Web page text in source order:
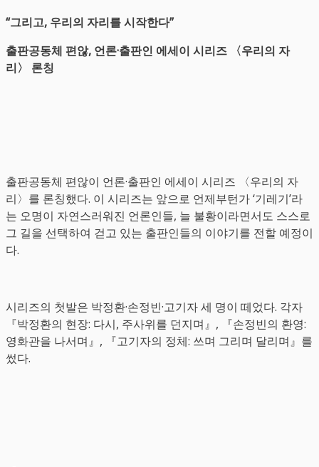
“그리고, 우리의 자리를 시작한다”
출판공동체 편않, 언론·출판인 에세이 시리즈 〈우리의 자
리〉 론칭
출판공동체 편않이 언론·출판인 에세이 시리즈 〈우리의 자
리〉를 론칭했다. 이 시리즈는 앞으로 언제부턴가 ‘기레기’라
는 오명이 자연스러워진 언론인들, 늘 불황이라면서도 스스로
그 길을 선택하여 걷고 있는 출판인들의 이야기를 전할 예정이
다.
시리즈의 첫발은 박정환·손정빈·고기자 세 명이 떼었다. 각자
『박정환의 현장: 다시, 주사위를 던지며』, 『손정빈의 환영:
영화관을 나서며』, 『고기자의 정체: 쓰며 그리며 달리며』를
썼다.